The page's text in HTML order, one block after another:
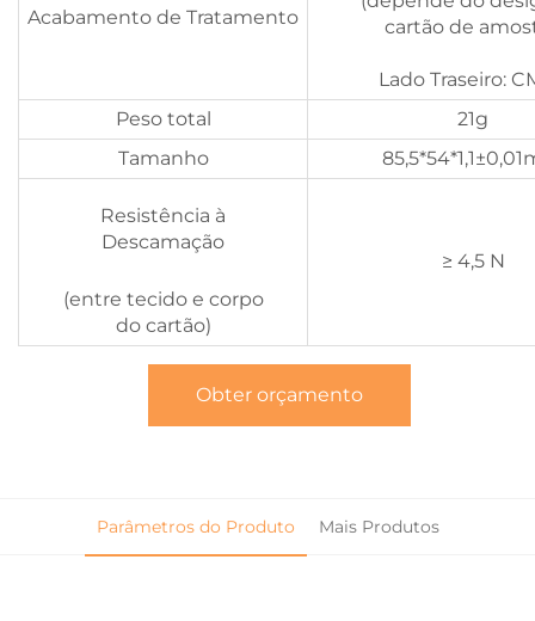
Acabamento de Tratamento
cartão de
Lado Traseiro:
Peso total
21g
Tamanho
Resistência à
Descamação
(entre tecido e corpo
do cartão)
≥ 4,5 N
Obter orçamento
Parâmetros do Produto Mais Produtos